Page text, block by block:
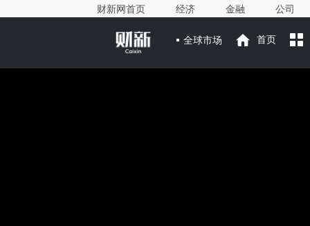
财新网首页 经济 金融 公司
全球市场 首页